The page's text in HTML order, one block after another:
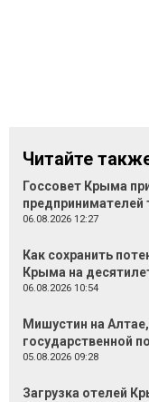
Читайте
Госсовет Крыма
предпринимателей
06.08.2026 12:27
Как сохранить
Крыма на
06.08.2026 10:54
Мишустин на
государственной
05.08.2026 09:28
Загрузка отелей